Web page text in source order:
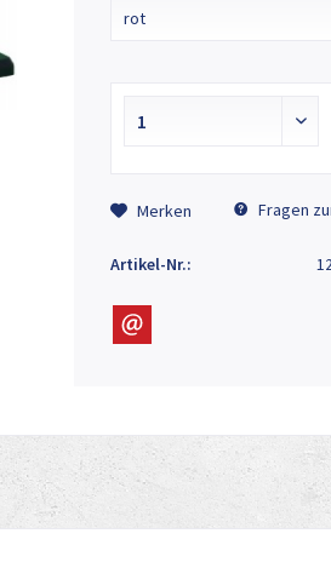
Merken Fragen
Artikel-Nr.: